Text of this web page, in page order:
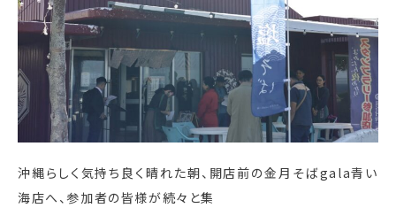
沖縄らしく気持ち良く晴れた朝、開店前の金月そばgala青い
海店へ、参加者の皆様が続々と集